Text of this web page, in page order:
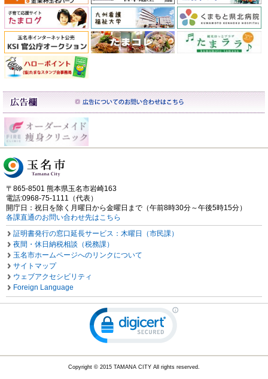
〒865-8501 熊本県玉名市岩崎163
電話:0968-75-1111（代表）
開庁日：祝日を除く月曜日から金曜日まで（午前8時30分～午後5時15分）
各課直通のお問い合わせ先はこちら
証明書発行の窓口延長サービス：木曜日（市民課）
夜間・休日納税相談（税務課）
玉名市ホームページへのリンクについて
サイトマップ
ウェブアクセシビリティ
Foreign Language
Copyright © 2015 TAMANA CITY All rights reserved.